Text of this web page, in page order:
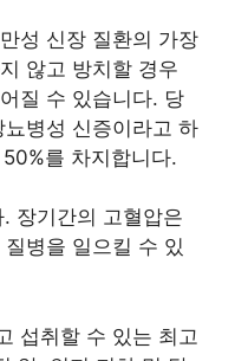
성 신장 질환의 가장
않고 방치할 경우
질 수 있습니다. 당
병성 신증이라고 하
를 차지합니다.
장기간의 고혈압은
병을 일으킬 수 있
섭취할 수 있는 최고